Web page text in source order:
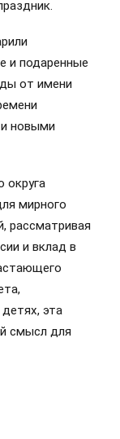
и подаренные
от имени
новыми
округа
мирного
рассматривая
и вклад в
эта
смысл для